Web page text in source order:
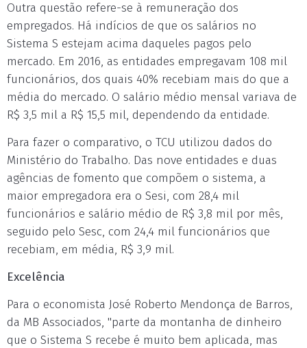
Outra questão refere-se à remuneração dos
empregados. Há indícios de que os salários no
Sistema S estejam acima daqueles pagos pelo
mercado. Em 2016, as entidades empregavam 108 mil
funcionários, dos quais 40% recebiam mais do que a
média do mercado. O salário médio mensal variava de
R$ 3,5 mil a R$ 15,5 mil, dependendo da entidade.
Para fazer o comparativo, o TCU utilizou dados do
Ministério do Trabalho. Das nove entidades e duas
agências de fomento que compõem o sistema, a
maior empregadora era o Sesi, com 28,4 mil
funcionários e salário médio de R$ 3,8 mil por mês,
seguido pelo Sesc, com 24,4 mil funcionários que
recebiam, em média, R$ 3,9 mil.
Excelência
Para o economista José Roberto Mendonça de Barros,
da MB Associados, "parte da montanha de dinheiro
que o Sistema S recebe é muito bem aplicada, mas